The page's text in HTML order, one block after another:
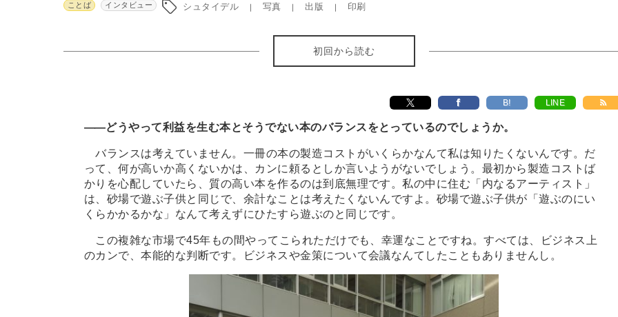
ことば インタビュー シュタイデル 写真 出版 印刷
初回から読む
B! LINE
――どうやって利益を生む本とそうでない本のバランスをとっているのでしょうか。
バランスは考えていません。一冊の本の製造コストがいくらかなんて私は知りたくないんです。だ
って、何が高いか高くないかは、カンに頼るとしか言いようがないでしょう。最初から製造コストば
かりを心配していたら、質の高い本を作るのは到底無理です。私の中に住む「内なるアーティスト」
は、砂場で遊ぶ子供と同じで、余計なことは考えたくないんですよ。砂場で遊ぶ子供が「遊ぶのにい
くらかかるかな」なんて考えずにひたすら遊ぶのと同じです。
この複雑な市場で45年もの間やってこられただけでも、幸運なことですね。すべては、ビジネス上
のカンで、本能的な判断です。ビジネスや金策について会議なんてしたこともありませんし。